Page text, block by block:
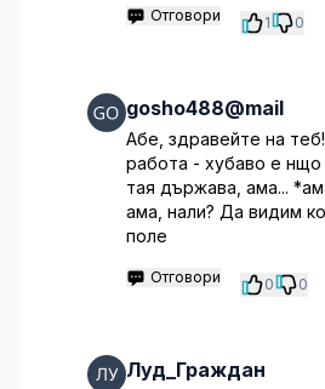
Отговори 1 0
gosho488@mail
Абе, здравейте на
работа - хубаво е
тая държава, ама...
ама, нали? Да видим
поле
Отговори 0 0
Луд_Граждан